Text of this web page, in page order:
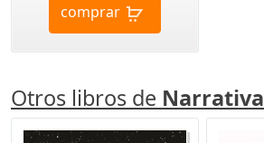
comprar
Otros libros de Narrativa